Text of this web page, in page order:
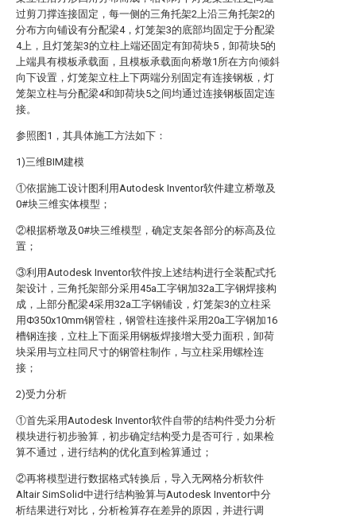
过剪刀撑连接固定，每一侧的三角托架2上沿三角托架2的
分布方向铺设有分配梁4，灯笼架3的底部均固定于分配梁
4上，且灯笼架3的立柱上端还固定有卸荷块5，卸荷块5的
上端具有模板承载面，且模板承载面向桥墩1所在方向倾斜
向下设置，灯笼架立柱上下两端分别固定有连接钢板，灯
笼架立柱与分配梁4和卸荷块5之间均通过连接钢板固定连
接。
参照图1，其具体施工方法如下：
1)三维BIM建模
①依据施工设计图利用Autodesk Inventor软件建立桥墩及
0#块三维实体模型；
②根据桥墩及0#块三维模型，确定支架各部分的标高及位
置；
③利用Autodesk Inventor软件按上述结构进行全装配式托
架设计，三角托架部分采用45a工字钢加32a工字钢焊接构
成，上部分配梁4采用32a工字钢铺设，灯笼架3的立柱采
用Φ350x10mm钢管柱，钢管柱连接件采用20a工字钢加16
槽钢连接，立柱上下面采用钢板焊接增大受力面积，卸荷
块采用与立柱同尺寸的钢管柱制作，与立柱采用螺栓连
接；
2)受力分析
①首先采用Autodesk Inventor软件自带的结构件受力分析
模块进行初步验算，初步确定结构受力是否可行，如果检
算不通过，进行结构的优化直到检算通过；
②再将模型进行数据格式转换后，导入无网格分析软件
Altair SimSolid中进行结构验算与Autodesk Inventor中分
析结果进行对比，分析检算存在差异的原因，并进行调